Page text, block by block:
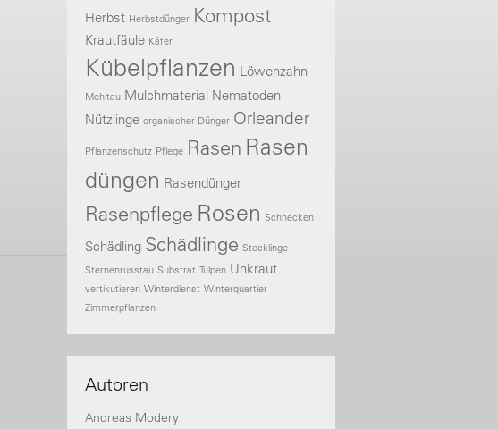
Herbst Herbstdünger Kompost
Krautfäule Käfer
Kübelpflanzen Löwenzahn
Mehltau Mulchmaterial Nematoden
Nützlinge organischer Dünger Orleander
Pflanzenschutz Pflege Rasen Rasen
düngen Rasendünger
Rasenpflege Rosen Schnecken
Schädling Schädlinge Stecklinge
Sternenrusstau Substrat Tulpen Unkraut
vertikutieren Winterdienst Winterquartier
Zimmerpflanzen
Autoren
Andreas Modery